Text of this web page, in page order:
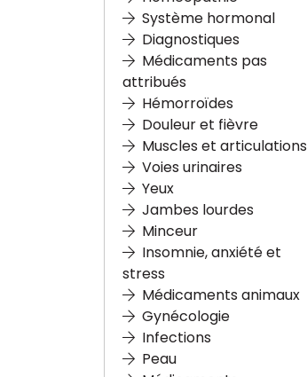
Système hormonal
Diagnostiques
Médicaments pas
attribués
Hémorroïdes
Douleur et fièvre
Muscles et articulations
Voies urinaires
Yeux
Jambes lourdes
Minceur
Insomnie, anxiété et
stress
Médicaments animaux
Gynécologie
Infections
Peau